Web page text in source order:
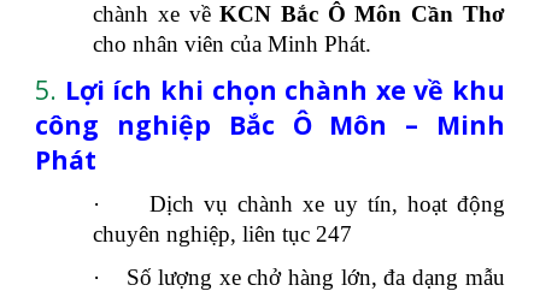
chành xe vềKCN Bắc Ô Môn Cần Thơ
cho nhân viên của Minh Phát.
5. Lợi ích khi chọn chành xe về khu
công nghiệp Bắc Ô Môn – Minh
Phát
·
Dịch vụ chành xe uy tín, hoạt động
chuyên nghiệp, liên tục 247
·
Số lượng xe chở hàng lớn, đa dạng mẫu